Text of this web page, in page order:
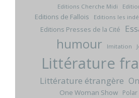
Editions Cherche Midi
Editions de Fallois Editions les
Editions Presses de la Cité
humour Imitation
Littérature
Littérature étrangère
One Woman Show Polar